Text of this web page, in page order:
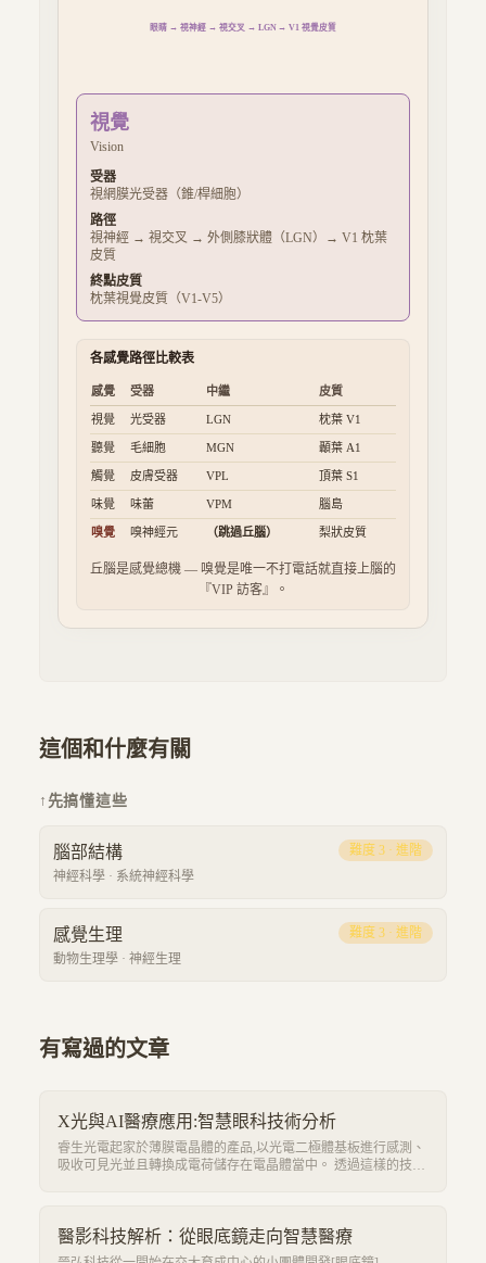
眼睛 → 視神經 → 視交叉 → LGN → V1 視覺皮質
視覺
Vision
受器
視網膜光受器（錐/桿細胞）
路徑
視神經 → 視交叉 → 外側膝狀體（LGN）→ V1 枕葉
皮質
終點皮質
枕葉視覺皮質（V1-V5）
各感覺路徑比較表
感覺 受器 中繼 皮質
視覺 光受器 LGN 枕葉 V1
聽覺 毛細胞 MGN 顳葉 A1
觸覺 皮膚受器 VPL 頂葉 S1
味覺 味蕾 VPM 腦島
嗅覺 嗅神經元 （跳過丘腦） 梨狀皮質
丘腦是感覺總機 — 嗅覺是唯一不打電話就直接上腦的
『VIP 訪客』。
這個和什麼有關
↑ 先搞懂這些
腦部結構
神經科學 · 系統神經科學
難度 3 · 進階
感覺生理
動物生理學 · 神經生理
難度 3 · 進階
有寫過的文章
X光與AI醫療應用:智慧眼科技術分析
睿生光電起家於薄膜電晶體的產品,以光電二極體基板進行感測、
吸收可見光並且轉換成電荷儲存在電晶體當中。 透過這樣的技術
以不同單位合作開發的方式將X光感測應用到牙科、骨科,以及獸
醫影科技解析：從眼底鏡走向智慧醫療